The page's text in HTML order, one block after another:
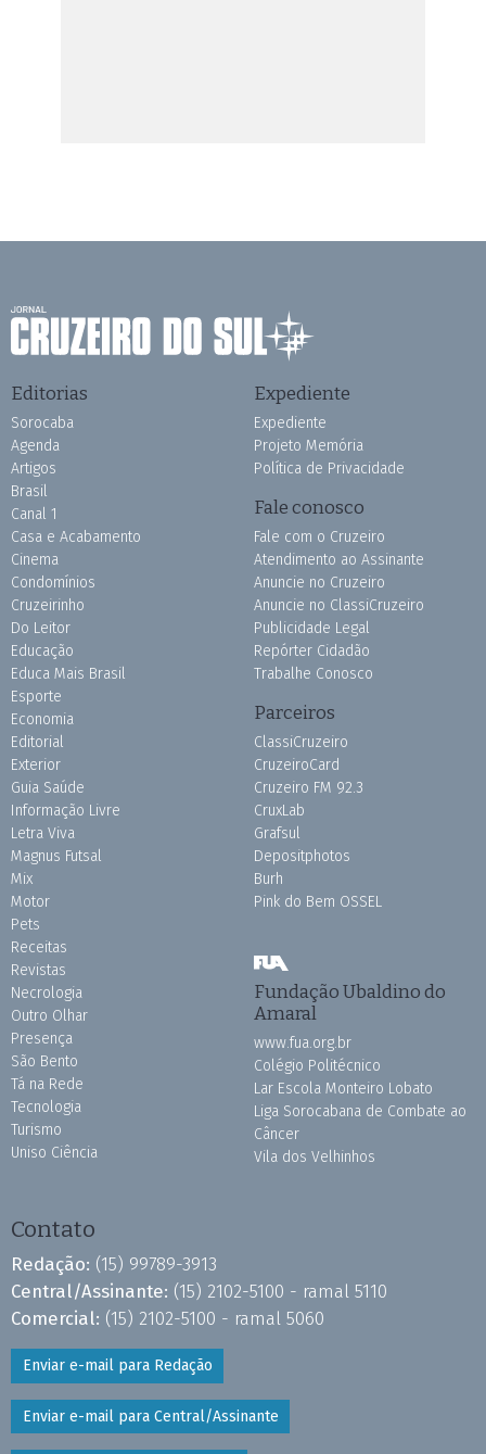
Editorias
Sorocaba
Agenda
Artigos
Brasil
Canal 1
Casa e Acabamento
Cinema
Condomínios
Cruzeirinho
Do Leitor
Educação
Educa Mais Brasil
Esporte
Economia
Editorial
Exterior
Guia Saúde
Informação Livre
Letra Viva
Magnus Futsal
Mix
Motor
Pets
Receitas
Revistas
Necrologia
Outro Olhar
Presença
São Bento
Tá na Rede
Tecnologia
Turismo
Uniso Ciência
Expediente
Expediente
Projeto Memória
Política de Privacidade
Fale conosco
Fale com o Cruzeiro
Atendimento ao Assinante
Anuncie no Cruzeiro
Anuncie no ClassiCruzeiro
Publicidade Legal
Repórter Cidadão
Trabalhe Conosco
Parceiros
ClassiCruzeiro
CruzeiroCard
Cruzeiro FM 92.3
CruxLab
Grafsul
Depositphotos
Burh
Pink do Bem OSSEL
Fundação Ubaldino do
Amaral
www.fua.org.br
Colégio Politécnico
Lar Escola Monteiro Lobato
Liga Sorocabana de Combate ao
Câncer
Vila dos Velhinhos
Contato
Redação: (15) 99789-3913
Central/Assinante: (15) 2102-5100 - ramal 5110
Comercial: (15) 2102-5100 - ramal 5060
Enviar e-mail para Redação
Enviar e-mail para Central/Assinante